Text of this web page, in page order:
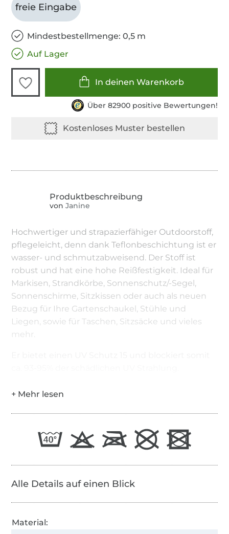
freie Eingabe
Mindestbestellmenge: 0,5 m
Auf Lager
In deinen Warenkorb
Über 82900 positive Bewertungen!
von Janine
Hochwertiger und strapazierfähiger Outdoorstoff,
pflegeleicht, denn dank Teflonbeschichtung ist er
wasser- und schmutzabweisend. Der Stoff ist
robust und hat eine hohe Reißfestigkeit. Ideal für
Markisen, Strandkörbe, Sonnenschutz/-Segel,
Sonnenschirme, Sitzkissen oder auch als neuen
Bezug für Ihre Gartenschaukel, Stühle und
Liegen, sowie für Taschen, Sitzsäcke und vieles
mehr.
Alle Details auf einen Blick
Material: